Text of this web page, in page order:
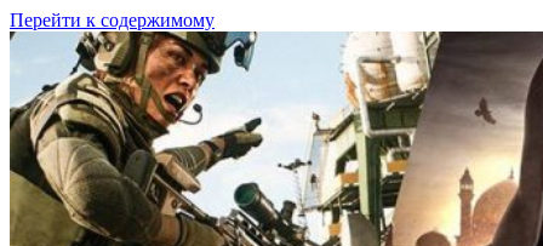
Перейти к содержимому